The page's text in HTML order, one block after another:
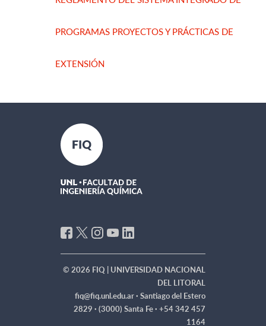
PROGRAMAS PROYECTOS Y PRÁCTICAS DE
EXTENSIÓN
© 2026 FIQ | UNIVERSIDAD NACIONAL
DEL LITORAL
fiq@fiq.unl.edu.ar ·Santiago del Estero
2829 · (3000) Santa Fe · +54 342 457
1164